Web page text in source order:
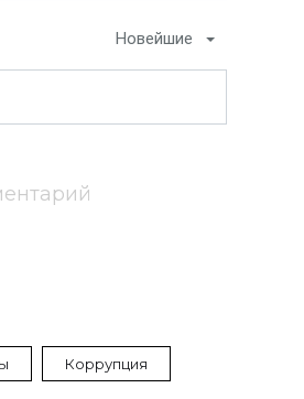
Новейшие
Коррупция